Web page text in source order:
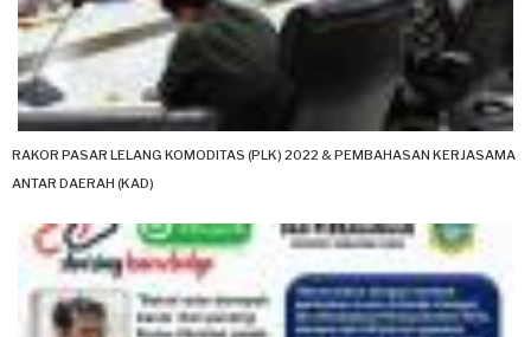
RAKOR PASAR LELANG KOMODITAS (PLK) 2022 & PEMBAHASAN KERJASAMA
ANTAR DAERAH (KAD)